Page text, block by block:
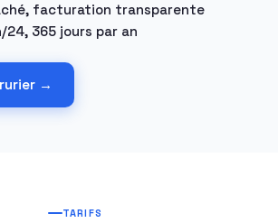
facturation transparente
24, 365 jours par an
→
TARIFS